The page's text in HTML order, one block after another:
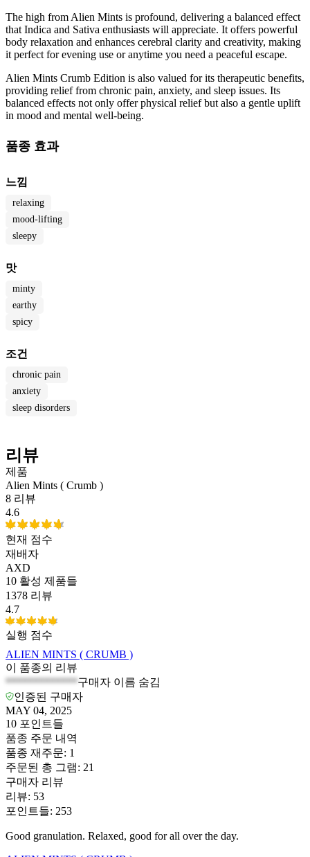
The high from Alien Mints is profound, delivering a balanced effect
that Indica and Sativa enthusiasts will appreciate. It offers powerful
body relaxation and enhances cerebral clarity and creativity, making
it perfect for evening use or anytime you need a peaceful escape.
Alien Mints Crumb Edition is also valued for its therapeutic benefits,
providing relief from chronic pain, anxiety, and sleep issues. Its
balanced effects not only offer physical relief but also a gentle uplift
in mood and mental well-being.
품종 효과
느낌
relaxing
mood-lifting
sleepy
맛
minty
earthy
spicy
조건
chronic pain
anxiety
sleep disorders
리뷰
제품
Alien Mints ( Crumb )
8 리뷰
4.6
현재 점수
재배자
AXD
10 활성 제품들
1378 리뷰
4.7
실행 점수
ALIEN MINTS ( CRUMB )
이 품종의 리뷰
*************구매자 이름 숨김
인증된 구매자
MAY 04, 2025
10 포인트들
품종 주문 내역
품종 재주문: 1
주문된 총 그램: 21
구매자 리뷰
리뷰: 53
포인트들: 253
Good granulation. Relaxed, good for all over the day.